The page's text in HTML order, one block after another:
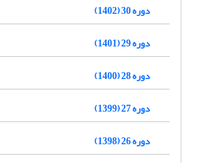
دوره 30 (1402)
دوره 29 (1401)
دوره 28 (1400)
دوره 27 (1399)
دوره 26 (1398)